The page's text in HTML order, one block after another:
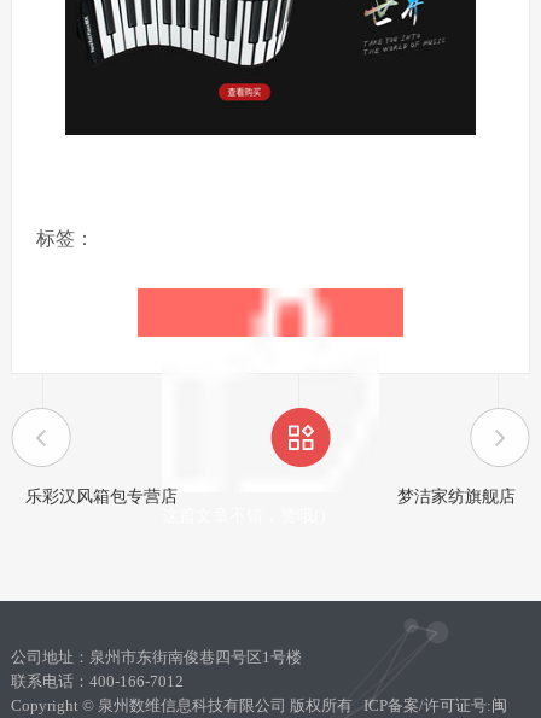
标签：
乐彩汉风箱包专营店 梦洁家纺旗舰店
公司地址：泉州市东街南俊巷四号区1号楼
联系电话：400-166-7012
Copyright © 泉州数维信息科技有限公司 版权所有 ICP备案/许可证号:闽